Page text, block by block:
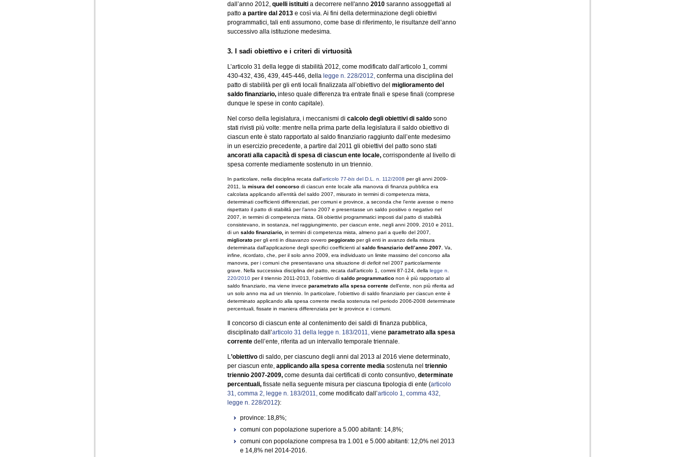
dall’anno 2012, quelli istituiti a decorrere nell'anno 2010 saranno assoggettati al
patto a partire dal 2013 e così via. Ai fini della determinazione degli obiettivi
programmatici, tali enti assumono, come base di riferimento, le risultanze dell’anno
successivo alla istituzione medesima.
3. I sadi obiettivo e i criteri di virtuosità
L’articolo 31 della legge di stabilità 2012, come modificato dall’articolo 1, commi
430-432, 436, 439, 445-446, della legge n. 228/2012, conferma una disciplina del
patto di stabilità per gli enti locali finalizzata all’obiettivo del miglioramento del
saldo finanziario, inteso quale differenza tra entrate finali e spese finali (comprese
dunque le spese in conto capitale).
Nel corso della legislatura, i meccanismi di calcolo degli obiettivi di saldo sono
stati rivisti più volte: mentre nella prima parte della legislatura il saldo obiettivo di
ciascun ente è stato rapportato al saldo finanziario raggiunto dall’ente medesimo
in un esercizio precedente, a partire dal 2011 gli obiettivi del patto sono stati
ancorati alla capacità di spesa di ciascun ente locale, corrispondente al livello di
spesa corrente mediamente sostenuto in un triennio.
In particolare, nella disciplina recata dall’articolo 77-bis del D.L. n. 112/2008 per gli anni 2009-
2011, la misura del concorso di ciascun ente locale alla manovra di finanza pubblica era
calcolata applicando all’entità del saldo 2007, misurato in termini di competenza mista,
determinati coefficienti differenziati, per comuni e province, a seconda che l’ente avesse o meno
rispettato il patto di stabilità per l’anno 2007 e presentasse un saldo positivo o negativo nel
2007, in termini di competenza mista. Gli obiettivi programmatici imposti dal patto di stabilità
consistevano, in sostanza, nel raggiungimento, per ciascun ente, negli anni 2009, 2010 e 2011,
di un saldo finanziario, in termini di competenza mista, almeno pari a quello del 2007,
migliorato per gli enti in disavanzo ovvero peggiorato per gli enti in avanzo della misura
determinata dall’applicazione degli specifici coefficienti al saldo finanziario dell’anno 2007. Va,
infine, ricordato, che, per il solo anno 2009, era individuato un limite massimo del concorso alla
manovra, per i comuni che presentavano una situazione di deficit nel 2007 particolarmente
grave. Nella successiva disciplina del patto, recata dall’articolo 1, commi 87-124, della legge n.
220/2010 per il triennio 2011-2013, l’obiettivo di saldo programmatico non è più rapportato al
saldo finanziario, ma viene invece parametrato alla spesa corrente dell’ente, non più riferita ad
un solo anno ma ad un triennio. In particolare, l’obiettivo di saldo finanziario per ciascun ente è
determinato applicando alla spesa corrente media sostenuta nel periodo 2006-2008 determinate
percentuali, fissate in maniera differenziata per le province e i comuni.
Il concorso di ciascun ente al contenimento dei saldi di finanza pubblica,
disciplinato dall’articolo 31 della legge n. 183/2011, viene parametrato alla spesa
corrente dell’ente, riferita ad un intervallo temporale triennale.
L’obiettivo di saldo, per ciascuno degli anni dal 2013 al 2016 viene determinato,
per ciascun ente, applicando alla spesa corrente media sostenuta nel triennio
triennio 2007-2009, come desunta dai certificati di conto consuntivo, determinate
percentuali, fissate nella seguente misura per ciascuna tipologia di ente (articolo
31, comma 2, legge n. 183/2011, come modificato dall’articolo 1, comma 432,
legge n. 228/2012):
province: 18,8%;
comuni con popolazione superiore a 5.000 abitanti: 14,8%;
comuni con popolazione compresa tra 1.001 e 5.000 abitanti: 12,0% nel 2013
e 14,8% nel 2014-2016.